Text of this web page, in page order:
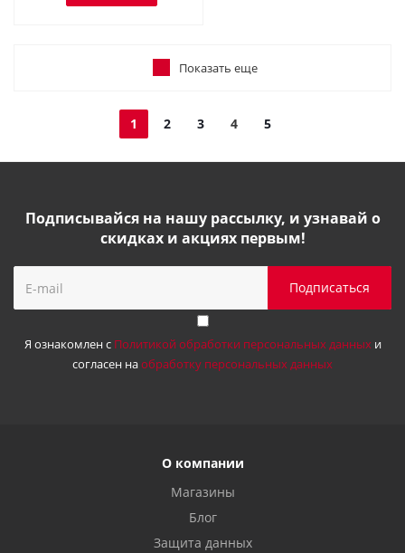
Показать еще
1 2 3 4 5
Подписывайся на нашу рассылку, и узнавай о
скидках и акциях первым!
Я ознакомлен с Политикой обработки персональных данныхи
согласен наобработку персональных данных
О компании
Магазины
Блог
Защита данных